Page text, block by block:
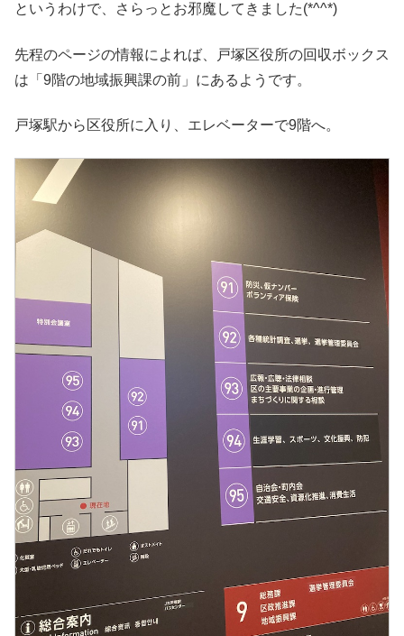
というわけで、さらっとお邪魔してきました(*^^*)
先程のページの情報によれば、戸塚区役所の回収ボックス
は「9階の地域振興課の前」にあるようです。
戸塚駅から区役所に入り、エレベーターで9階へ。